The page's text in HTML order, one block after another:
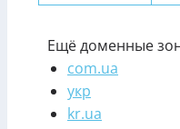
Ещё доменные
com.ua
укр
kr.ua